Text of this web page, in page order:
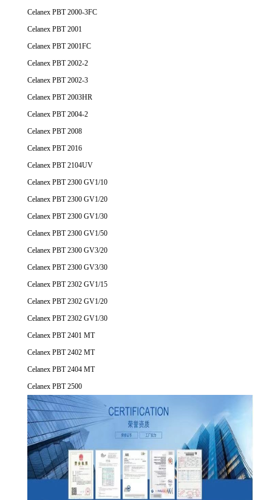
Celanex PBT 2000-3FC
Celanex PBT 2001
Celanex PBT 2001FC
Celanex PBT 2002-2
Celanex PBT 2002-3
Celanex PBT 2003HR
Celanex PBT 2004-2
Celanex PBT 2008
Celanex PBT 2016
Celanex PBT 2104UV
Celanex PBT 2300 GV1/10
Celanex PBT 2300 GV1/20
Celanex PBT 2300 GV1/30
Celanex PBT 2300 GV1/50
Celanex PBT 2300 GV3/20
Celanex PBT 2300 GV3/30
Celanex PBT 2302 GV1/15
Celanex PBT 2302 GV1/20
Celanex PBT 2302 GV1/30
Celanex PBT 2401 MT
Celanex PBT 2402 MT
Celanex PBT 2404 MT
Celanex PBT 2500